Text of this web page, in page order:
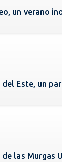
un verano
Este, un
las Murgas